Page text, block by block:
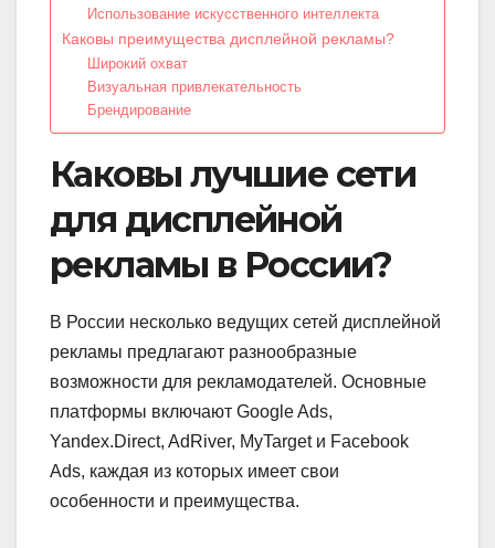
Использование искусственного интеллекта
Каковы преимущества дисплейной рекламы?
Широкий охват
Визуальная привлекательность
Брендирование
Каковы лучшие сети
для дисплейной
рекламы в России?
В России несколько ведущих сетей дисплейной
рекламы предлагают разнообразные
возможности для рекламодателей. Основные
платформы включают Google Ads,
Yandex.Direct, AdRiver, MyTarget и Facebook
Ads, каждая из которых имеет свои
особенности и преимущества.